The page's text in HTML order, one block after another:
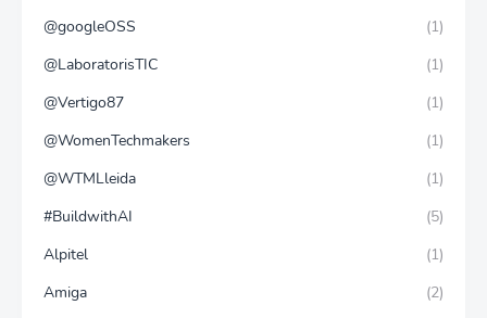
@googleOSS
(1)
@LaboratorisTIC
(1)
@Vertigo87
(1)
@WomenTechmakers
(1)
@WTMLleida
(1)
#BuildwithAI
(5)
Alpitel
(1)
Amiga
(2)